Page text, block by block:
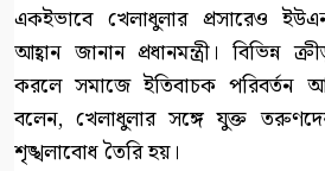
একইভাবে খেলাধুলার প্রসারেও
আহ্বান জানান প্রধানমন্ত্রী। বিভিন্ন
করলে সমাজে ইতিবাচক পরিবর্তন
বলেন, খেলাধুলার সঙ্গে যুক্ত
শৃঙ্খলাবোধ তৈরি হয়।